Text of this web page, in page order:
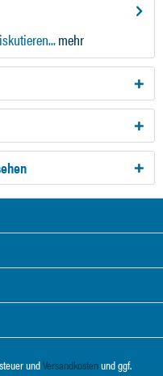
mehr
undVersandkostenund ggf.